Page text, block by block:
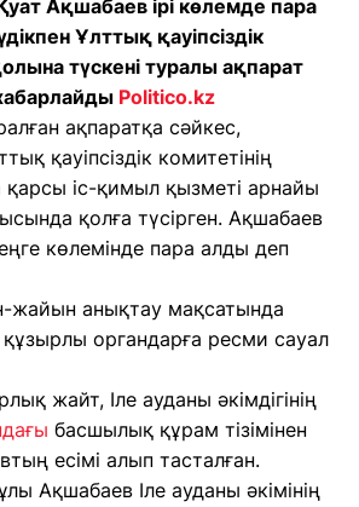
Ақшабаев ірі көлемде пара
Ұлттық қауіпсіздік
түскені туралы ақпарат
Politico.kz
ақпаратқа сәйкес,
қауіпсіздік комитетінің
іс-қимыл қызметі арнайы
қолға түсірген. Ақшабаев
көлемінде пара алды деп
жайын анықтау мақсатында
органдарға ресми сауал
жайт, Іле ауданы әкімдігінің
басшылық құрам тізімінен
есімі алып тасталған.
Ақшабаев Іле ауданы әкімінің